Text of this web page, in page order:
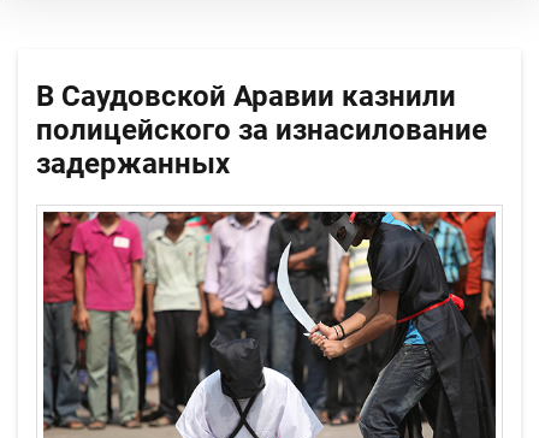
В Саудовской Аравии казнили
полицейского за изнасилование
задержанных